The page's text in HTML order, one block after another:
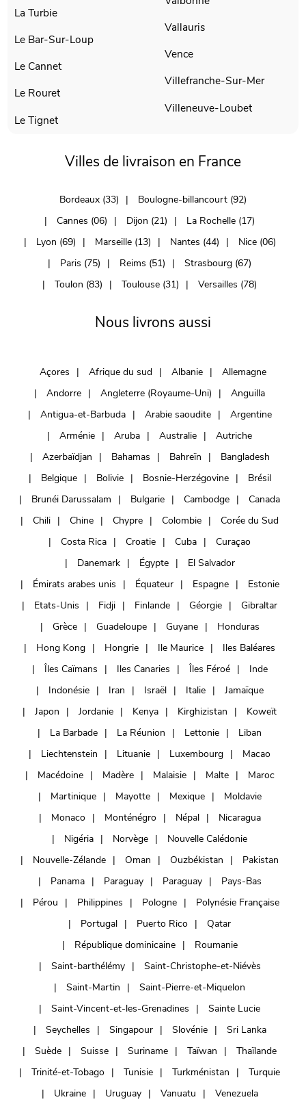
La Turbie
Le Bar-Sur-Loup
Le Cannet
Le Rouret
Le Tignet
Vallauris
Vence
Villefranche-Sur-Mer
Villeneuve-Loubet
Villes de livraison en France
Bordeaux (33)
Boulogne-billancourt (92)
Cannes (06)
Dijon (21)
La Rochelle (17)
Lyon (69)
Marseille (13) Nantes (44)
Nice (06)
Paris (75)
Reims (51)
Strasbourg (67)
Toulon (83)
Toulouse (31) Versailles (78)
Nous livrons aussi
Açores Afrique du sud Albanie
Allemagne
Andorre
Angleterre (Royaume-Uni)
Anguilla
Antigua-et-Barbuda
Arabie saoudite
Argentine
Arménie
Aruba Australie
Autriche
Azerbaïdjan
Bahamas Bahreïn
Bangladesh
Belgique
Bolivie Bosnie-Herzégovine
Brésil
Brunéi Darussalam
Bulgarie Cambodge
Canada
Chili
Chine Chypre Colombie
Corée du Sud
Costa Rica
Croatie Cuba
Curaçao
Danemark
Égypte
El Salvador
Émirats arabes unis
Équateur Espagne
Estonie
Etats-Unis
Fidji Finlande Géorgie
Gibraltar
Grèce
Guadeloupe Guyane
Honduras
Hong Kong
Hongrie Ile Maurice
Iles Baléares
Îles Caïmans
Iles Canaries Îles Féroé
Inde
Indonésie
Iran Israël Italie
Jamaïque
Japon
Jordanie Kenya Kirghizistan
Koweït
La Barbade
La Réunion Lettonie
Liban
Liechtenstein
Lituanie Luxembourg
Macao
Macédoine
Madère Malaisie Malte
Maroc
Martinique
Mayotte Mexique
Moldavie
Monaco
Monténégro Népal
Nicaragua
Nigéria
Norvège
Nouvelle Calédonie
Nouvelle-Zélande
Oman Ouzbékistan
Pakistan
Panama
Paraguay Paraguay
Pays-Bas
Pérou
Philippines Pologne
Polynésie Française
Portugal
Puerto Rico
Qatar
République dominicaine
Roumanie
Saint-barthélémy
Saint-Christophe-et-Niévès
Saint-Martin
Saint-Pierre-et-Miquelon
Saint-Vincent-et-les-Grenadines
Sainte Lucie
Seychelles
Singapour Slovénie
Sri Lanka
Suède
Suisse Suriname Taïwan
Thaïlande
Trinité-et-Tobago
Tunisie Turkménistan
Turquie
Ukraine
Uruguay Vanuatu Venezuela